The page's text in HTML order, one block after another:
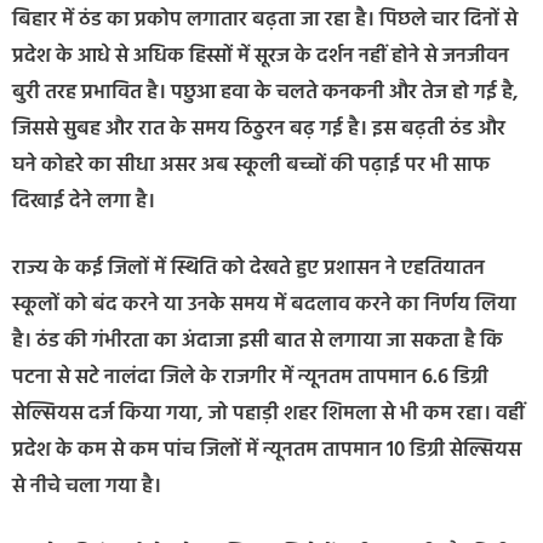
बिहार में ठंड का प्रकोप लगातार बढ़ता जा रहा है। पिछले चार दिनों से
प्रदेश के आधे से अधिक हिस्सों में सूरज के दर्शन नहीं होने से जनजीवन
बुरी तरह प्रभावित है। पछुआ हवा के चलते कनकनी और तेज हो गई है,
जिससे सुबह और रात के समय ठिठुरन बढ़ गई है। इस बढ़ती ठंड और
घने कोहरे का सीधा असर अब स्कूली बच्चों की पढ़ाई पर भी साफ
दिखाई देने लगा है।
राज्य के कई जिलों में स्थिति को देखते हुए प्रशासन ने एहतियातन
स्कूलों को बंद करने या उनके समय में बदलाव करने का निर्णय लिया
है। ठंड की गंभीरता का अंदाजा इसी बात से लगाया जा सकता है कि
पटना से सटे नालंदा जिले के राजगीर में न्यूनतम तापमान 6.6 डिग्री
सेल्सियस दर्ज किया गया, जो पहाड़ी शहर शिमला से भी कम रहा। वहीं
प्रदेश के कम से कम पांच जिलों में न्यूनतम तापमान 10 डिग्री सेल्सियस
से नीचे चला गया है।